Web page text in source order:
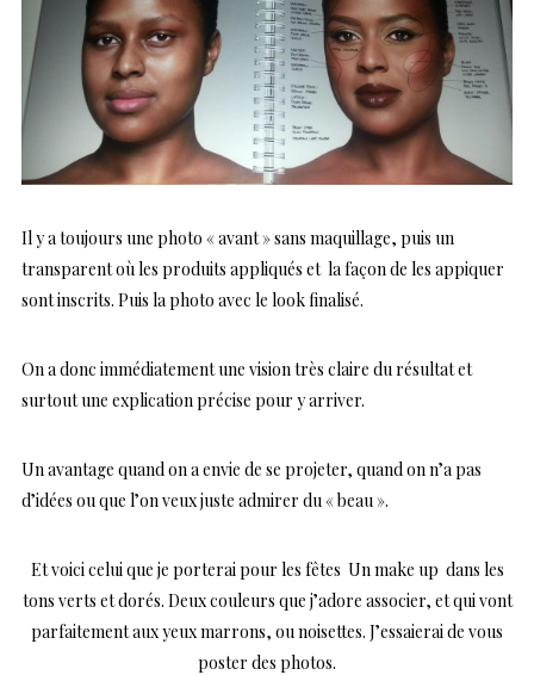
Il y a toujours une photo « avant » sans maquillage, puis un
transparent où les produits appliqués et la façon de les appiquer
sont inscrits. Puis la photo avec le look finalisé.
On a donc immédiatement une vision très claire du résultat et
surtout une explication précise pour y arriver.
Un avantage quand on a envie de se projeter, quand on n’a pas
d’idées ou que l’on veux juste admirer du « beau ».
Et voici celui que je porterai pour les fêtes Un make up dans les
tons verts et dorés. Deux couleurs que j’adore associer, et qui vont
parfaitement aux yeux marrons, ou noisettes. J’essaierai de vous
poster des photos.